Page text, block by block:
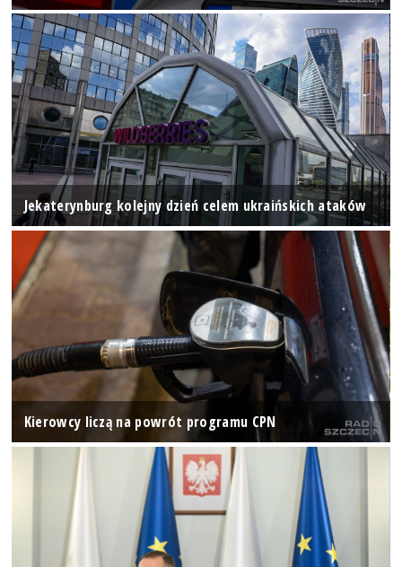
Jekaterynburg kolejny dzień celem ukraińskich ataków
Kierowcy liczą na powrót programu CPN